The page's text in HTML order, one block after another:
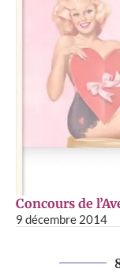
Concours de
9 décembre 2014